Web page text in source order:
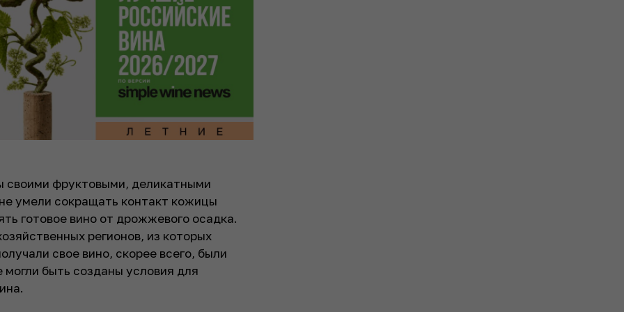
своими фруктовыми, деликатными
умели сокращать контакт кожицы
готовое вино от дрожжевого осадка.
регионов, из которых
свое вино, скорее всего, были
быть созданы условия для